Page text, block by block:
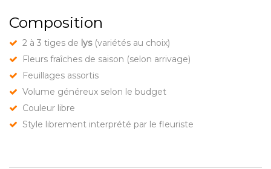
Composition
2 à 3 tiges de lys(variétés au choix)
Fleurs fraîches de saison (selon arrivage)
Feuillages assortis
Volume généreux selon le budget
Couleur libre
Style librement interprété par le fleuriste